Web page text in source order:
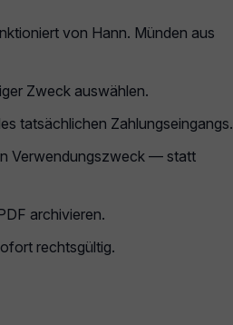
von Hann. Münden aus
Zweck auswählen.
tatsächlichen Zahlungseingangs.
Verwendungszweck — statt
archivieren.
rechtsgültig.